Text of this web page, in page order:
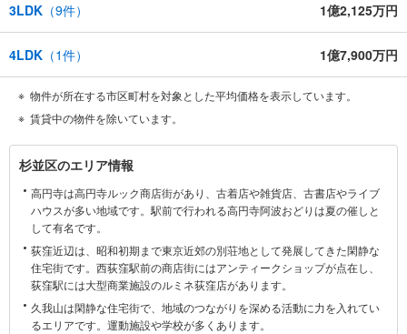
3LDK （9件） 1億2,125万円
4LDK （1件） 1億7,900万円
物件が所在する市区町村を対象とした平均価格を表示しています。
賃貸中の物件を除いています。
杉
並
区
に
す
報
杉並区のエリア情報
高円寺は高円寺ルック商店街があり、古着店や雑貨店、古書店やライブ
ハウスが多い地域です。駅前で行われる高円寺阿波おどりは夏の催しと
して有名です。
荻窪近辺は、昭和初期まで東京近郊の別荘地として発展してきた閑静な
住宅街です。西荻窪駅前の商店街にはアンティークショップが点在し、
荻窪駅には大型商業施設のルミネ荻窪店があります。
久我山は閑静な住宅街で、地域のつながりを深める活動に力を入れてい
るエリアです。運動施設や学校が多くあります。